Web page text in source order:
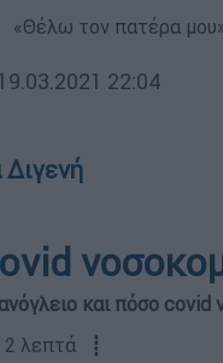
«Θέλω τον πατέρα
19.03.2021 22:04
Διγενή
και πόσο
2 λεπτά ┋